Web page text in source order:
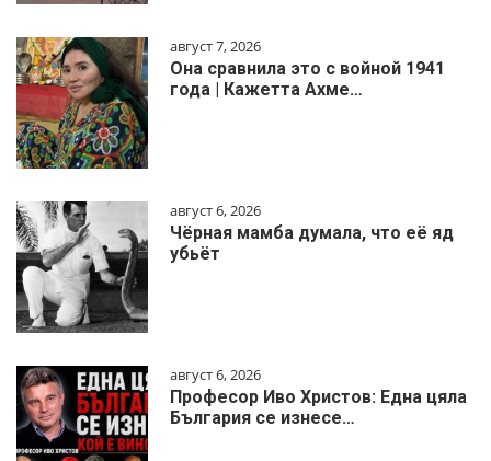
август 7, 2026
Она сравнила это с войной 1941
года | Кажетта Ахме…
август 6, 2026
Чёрная мамба думала, что её яд
убьёт
август 6, 2026
Професор Иво Христов: Една цяла
България се изнесе…